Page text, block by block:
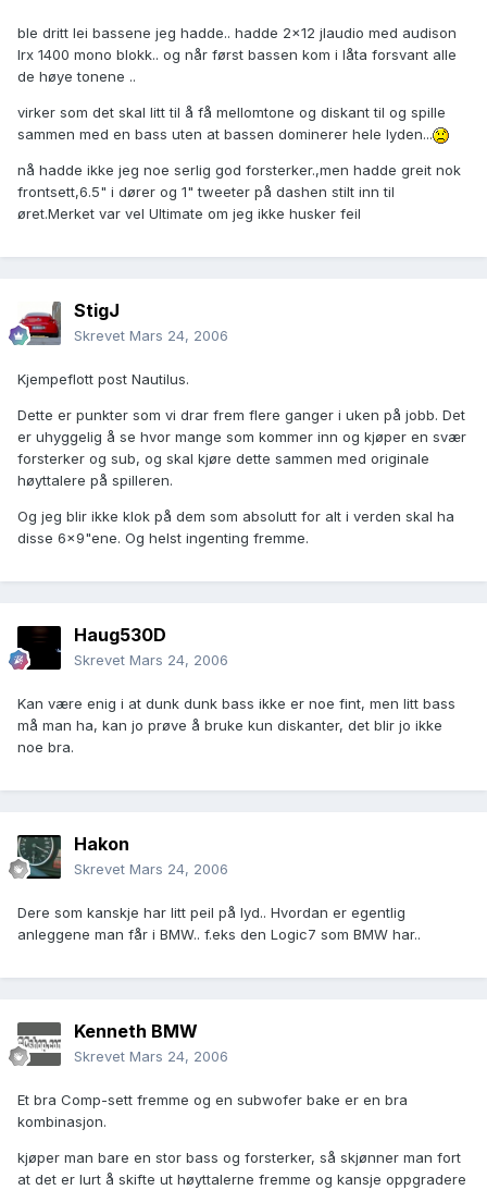
ble dritt lei bassene jeg hadde.. hadde 2x12 jlaudio med audison
lrx 1400 mono blokk.. og når først bassen kom i låta forsvant alle
de høye tonene ..
virker som det skal litt til å få mellomtone og diskant til og spille
sammen med en bass uten at bassen dominerer hele lyden...
nå hadde ikke jeg noe serlig god forsterker.,men hadde greit nok
frontsett,6.5" i dører og 1" tweeter på dashen stilt inn til
øret.Merket var vel Ultimate om jeg ikke husker feil
StigJ
Skrevet Mars 24, 2006
Kjempeflott post Nautilus.
Dette er punkter som vi drar frem flere ganger i uken på jobb. Det
er uhyggelig å se hvor mange som kommer inn og kjøper en svær
forsterker og sub, og skal kjøre dette sammen med originale
høyttalere på spilleren.
Og jeg blir ikke klok på dem som absolutt for alt i verden skal ha
disse 6x9"ene. Og helst ingenting fremme.
Haug530D
Skrevet Mars 24, 2006
Kan være enig i at dunk dunk bass ikke er noe fint, men litt bass
må man ha, kan jo prøve å bruke kun diskanter, det blir jo ikke
noe bra.
Hakon
Skrevet Mars 24, 2006
Dere som kanskje har litt peil på lyd.. Hvordan er egentlig
anleggene man får i BMW.. f.eks den Logic7 som BMW har..
Kenneth BMW
Skrevet Mars 24, 2006
Et bra Comp-sett fremme og en subwofer bake er en bra
kombinasjon.
kjøper man bare en stor bass og forsterker, så skjønner man fort
at det er lurt å skifte ut høyttalerne fremme og kansje oppgradere